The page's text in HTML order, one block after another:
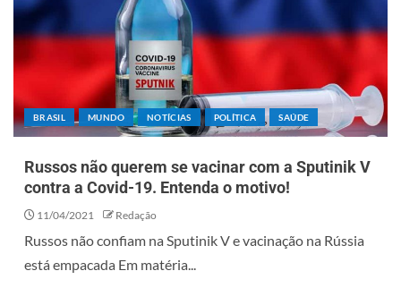
BRASIL MUNDO NOTÍCIAS POLÍTICA SAÚDE
Russos não querem se vacinar com a Sputinik V
contra a Covid-19. Entenda o motivo!
11/04/2021 Redação
Russos não confiam na Sputinik V e vacinação na Rússia
está empacada Em matéria...